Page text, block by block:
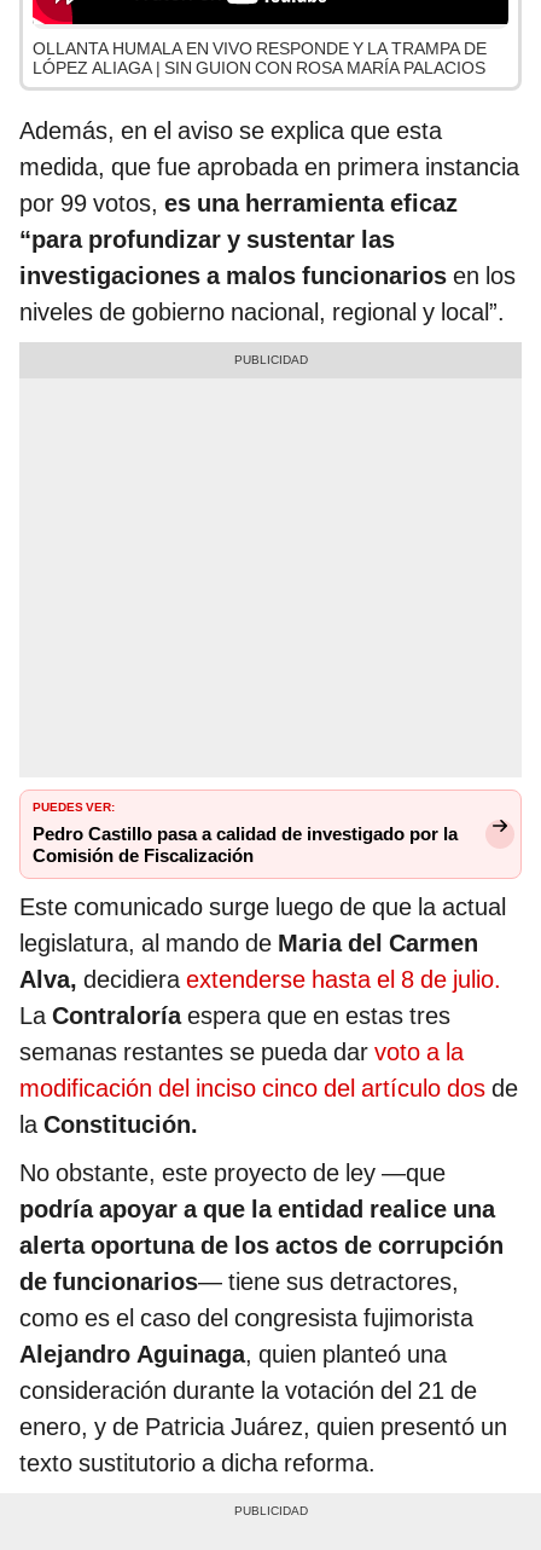
OLLANTA HUMALA EN VIVO RESPONDE Y LA TRAMPA DE
LÓPEZ ALIAGA | SIN GUION CON ROSA MARÍA PALACIOS
Además, en el aviso se explica que esta
medida, que fue aprobada en primera instancia
por 99 votos, es una herramienta eficaz
“para profundizar y sustentar las
investigaciones a malos funcionarios en los
niveles de gobierno nacional, regional y local”.
PUEDES VER:
Pedro Castillo pasa a calidad de investigado por la
Comisión de Fiscalización
Este comunicado surge luego de que la actual
legislatura, al mando de Maria del Carmen
Alva, decidieraextenderse hasta el 8 de julio.
LaContraloríaespera que en estas tres
semanas restantes se pueda dar voto a la
modificación del inciso cinco del artículo dos de
laConstitución.
No obstante, este proyecto de ley —que
podría apoyar a que la entidad realice una
alerta oportuna de los actos de corrupción
de funcionarios— tiene sus detractores,
como es el caso del congresista fujimorista
Alejandro Aguinaga, quien planteó una
consideración durante la votación del 21 de
enero, y de Patricia Juárez, quien presentó un
texto sustitutorio a dicha reforma.